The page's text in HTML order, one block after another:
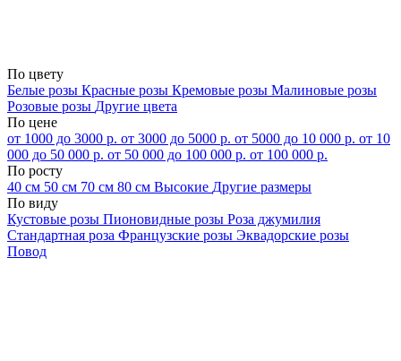
По цвету
Белые розы Красные розы Кремовые розы Малиновые розы
Розовые розы Другие цвета
По цене
от 1000 до 3000 р. от 3000 до 5000 р. от 5000 до 10 000 р. от 10
000 до 50 000 р. от 50 000 до 100 000 р. от 100 000 р.
По росту
40 см 50 см 70 см 80 см Высокие Другие размеры
По виду
Кустовые розы Пионовидные розы Роза джумилия
Стандартная роза Французские розы Эквадорские розы
Повод